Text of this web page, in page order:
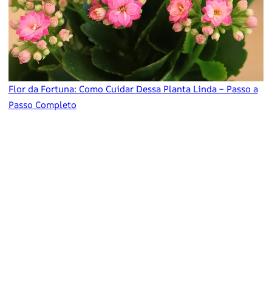
Flor da Fortuna: Como Cuidar Dessa Planta Linda – Passo a
Passo Completo